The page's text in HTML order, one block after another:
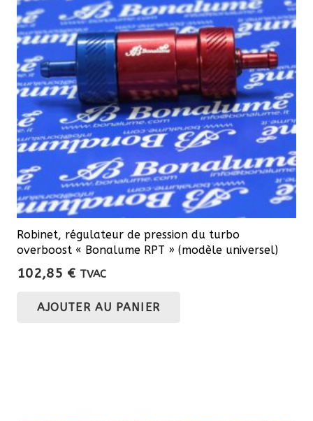
Robinet, régulateur de pression du turbo
overboost « Bonalume RPT » (modèle universel)
102,85 € TVAC
AJOUTER AU PANIER